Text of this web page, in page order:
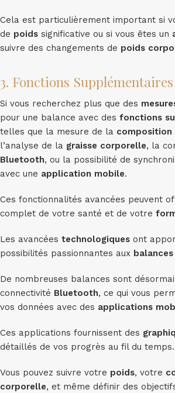
Cela est particulièrement important si
de poids significative ou si vous êtes un
suivre des changements de poids
3. Fonctions Supplémentaires
Si vous recherchez plus que des
pour une balance avec des fonctions
telles que la mesure de la
l’analyse de la graisse corporelle, la
Bluetooth, ou la possibilité de
avec une application mobile.
Ces fonctionnalités avancées peuvent
complet de votre santé et de votre
Les avancées technologiques ont
possibilités passionnantes aux
De nombreuses balances sont
connectivité Bluetooth, ce qui vous
vos données avec des applications
Ces applications fournissent des
détaillés de vos progrès au fil du temps.
Vous pouvez suivre votre poids, votre
corporelle, et même définir des